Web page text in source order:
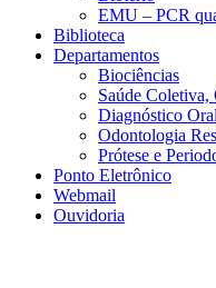
EMU – PCR
Biblioteca
Departamentos
Biociências
Saúde
Diagnóstico Oral
Odontologia
Prótese e
Ponto Eletrônico
Webmail
Ouvidoria